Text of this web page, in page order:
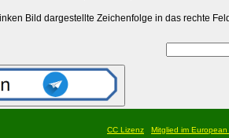
Bild dargestellte Zeichenfolge in das rechte
CC Lizenz Mitglied im